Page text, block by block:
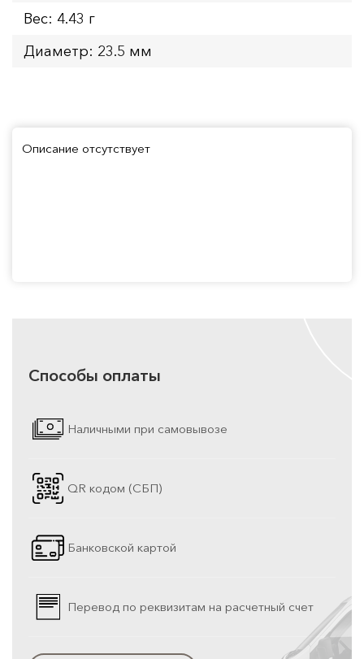
Вес: 4.43 г
Диаметр: 23.5 мм
Описание отсутствует
Способы оплаты
Наличными при самовывозе
QR кодом (СБП)
Банковской картой
Перевод по реквизитам на расчетный счет